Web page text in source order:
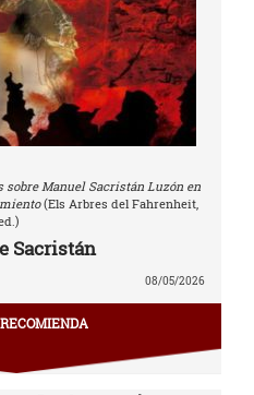
sobre Manuel Sacristán Luzón en
(Els Arbres del Fahrenheit,
Sacristán
08/05/2026